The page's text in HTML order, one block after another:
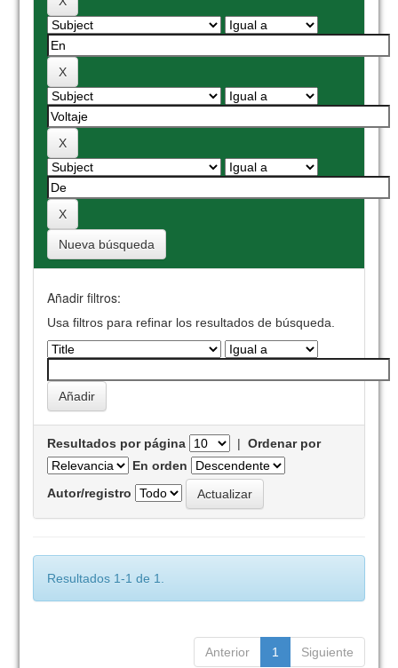
Nueva búsqueda
Añadir filtros:
Usa filtros para refinar los resultados de búsqueda.
Resultados por página |Ordenar por
En orden
Autor/registro
Resultados 1-1 de 1.
Anterior 1 Siguiente